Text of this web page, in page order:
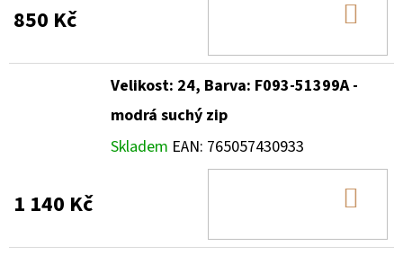
850 Kč
Velikost: 24, Barva: F093-51399A -
modrá suchý zip
Skladem EAN: 765057430933
1 140 Kč